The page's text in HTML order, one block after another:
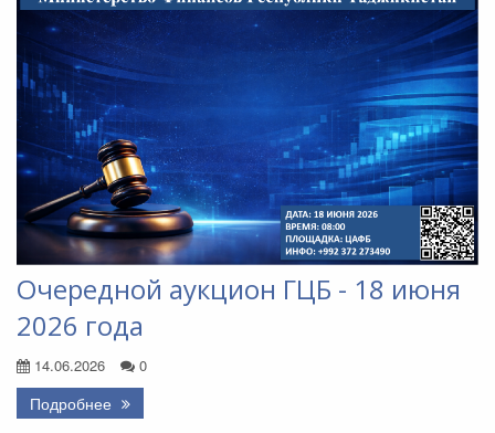
Очередной аукцион ГЦБ - 18 июня
2026 года
14.06.2026 0
Подробнее